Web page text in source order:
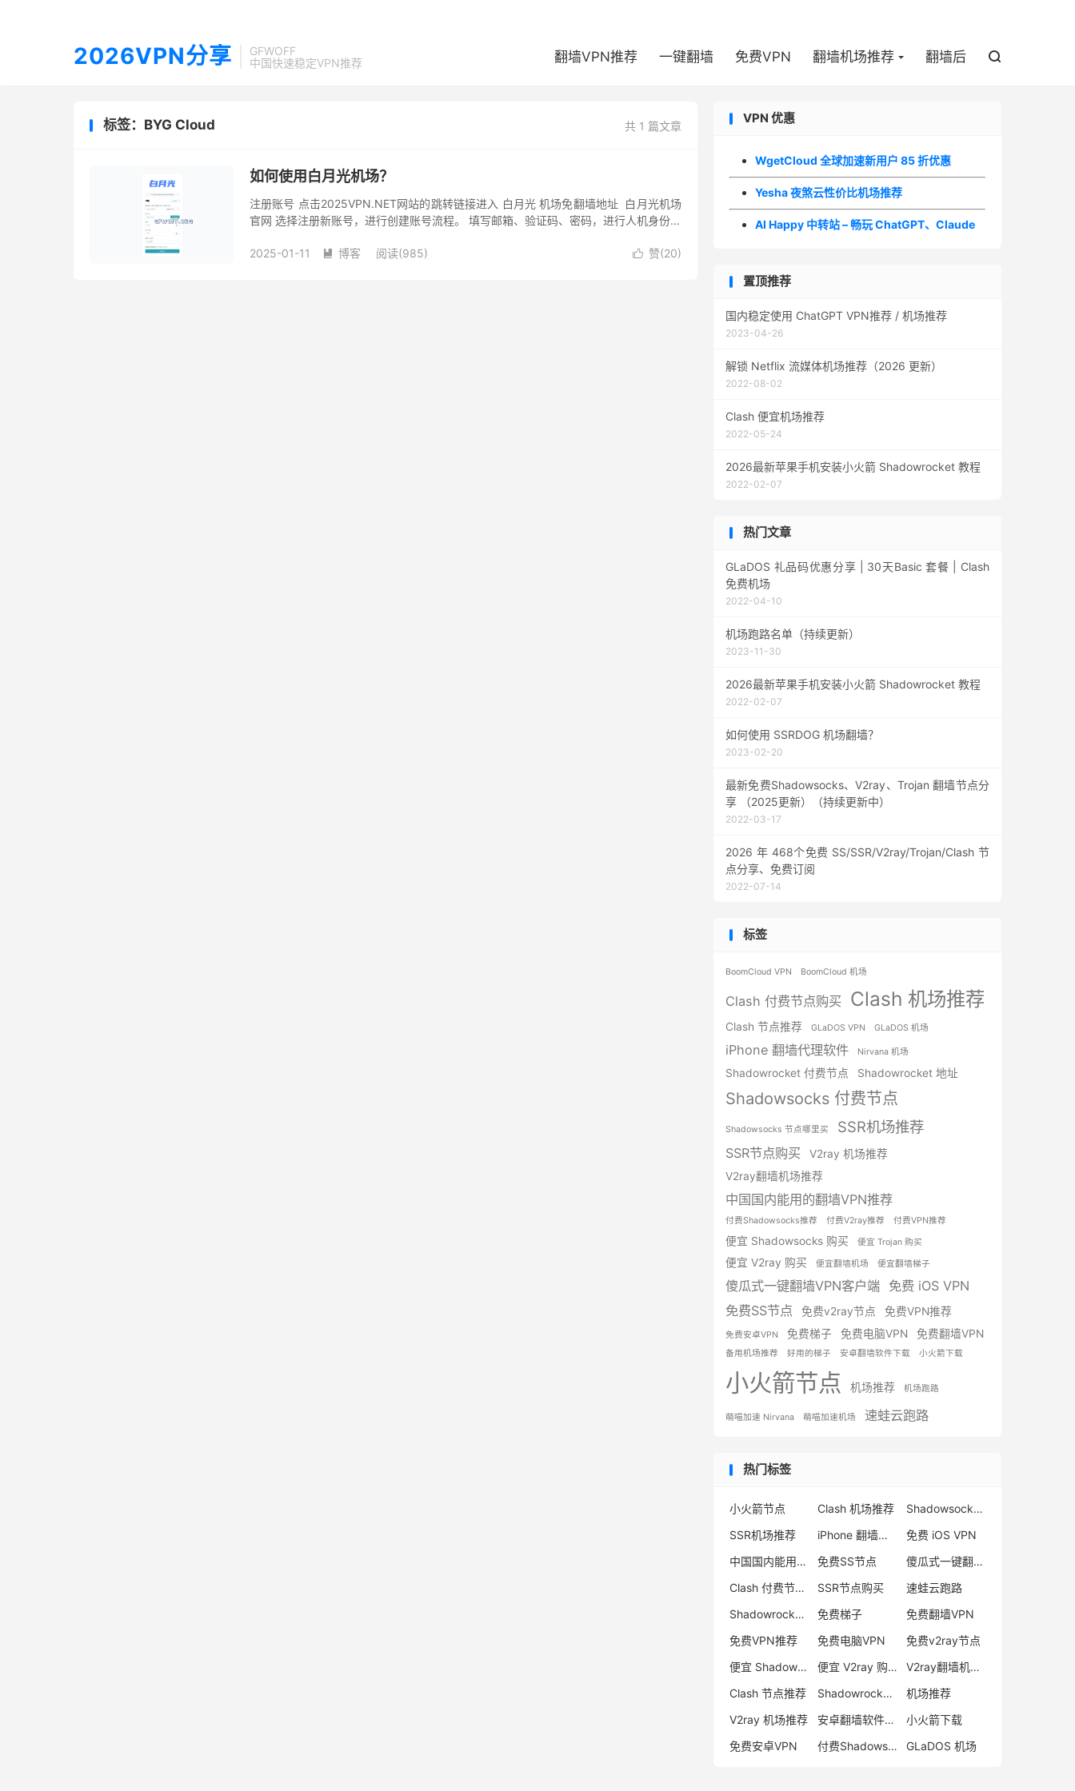
2026VPN分享
GFWOFF
中国快速稳定VPN推荐
翻墙VPN推荐 一键翻墙 免费VPN 翻墙机场推荐 翻墙后 
共 1 篇文章
标签：BYG Cloud
如何使用白月光机场？
注册账号 点击2025VPN.NET网站的跳转链接进入 白月光 机场免翻墙地址 白月光机场
官网 选择注册新账号，进行创建账号流程。 填写邮箱、验证码、密码，进行人机身份验
 赞(20)
2025-01-11  博客 阅读(985)
VPN 优惠
WgetCloud 全球加速新用户 85 折优惠
Yesha 夜煞云性价比机场推荐
AI Happy 中转站 – 畅玩 ChatGPT、Claude
置顶推荐
国内稳定使用 ChatGPT VPN推荐 / 机场推荐
2023-04-26
解锁 Netflix 流媒体机场推荐（2026 更新）
2022-08-02
Clash 便宜机场推荐
2022-05-24
2026最新苹果手机安装小火箭 Shadowrocket 教程
2022-02-07
热门文章
GLaDOS 礼品码优惠分享 | 30天Basic 套餐 | Clash
免费机场
2022-04-10
机场跑路名单（持续更新）
2023-11-30
2026最新苹果手机安装小火箭 Shadowrocket 教程
2022-02-07
如何使用 SSRDOG 机场翻墙？
2023-02-20
最新免费Shadowsocks、V2ray、Trojan 翻墙节点分
享 （2025更新）（持续更新中）
2022-03-17
2026 年 468个免费 SS/SSR/V2ray/Trojan/Clash 节
点分享、免费订阅
2022-07-14
标签
BoomCloud VPN BoomCloud 机场
Clash 付费节点购买 Clash 机场推荐
Clash 节点推荐 GLaDOS VPN GLaDOS 机场
iPhone 翻墙代理软件 Nirvana 机场
Shadowrocket 付费节点 Shadowrocket 地址
Shadowsocks 付费节点
Shadowsocks 节点哪里买 SSR机场推荐
SSR节点购买
V2ray 机场推荐
V2ray翻墙机场推荐
中国国内能用的翻墙VPN推荐
付费Shadowsocks推荐 付费V2ray推荐 付费VPN推荐
便宜 Shadowsocks 购买 便宜 Trojan 购买
便宜 V2ray 购买 便宜翻墙机场 便宜翻墙梯子
傻瓜式一键翻墙VPN客户端 免费 iOS VPN
免费SS节点
免费v2ray节点 免费VPN推荐
免费安卓VPN 免费梯子 免费电脑VPN 免费翻墙VPN
备用机场推荐 好用的梯子 安卓翻墙软件下载 小火箭下载
小火箭节点 机场推荐 机场跑路
萌喵加速 Nirvana 萌喵加速机场 速蛙云跑路
热门标签
小火箭节点 Clash 机场推荐
Shadowsocks 付费节点
SSR机场推荐
iPhone 翻墙代理软件
免费 iOS VPN
中国国内能用的翻墙VPN推荐
免费SS节点
傻瓜式一键翻墙VPN客户端
Clash 付费节点购买
SSR节点购买
速蛙云跑路
Shadowrocket 地址
免费梯子
免费翻墙VPN
免费VPN推荐
免费电脑VPN
免费v2ray节点
便宜 Shadowsocks 购买
便宜 V2ray 购买
V2ray翻墙机场推荐
Clash 节点推荐
Shadowrocket 付费节点
机场推荐
V2ray 机场推荐
安卓翻墙软件下载
小火箭下载
免费安卓VPN
付费Shadowsocks推荐 GLaDOS 机场